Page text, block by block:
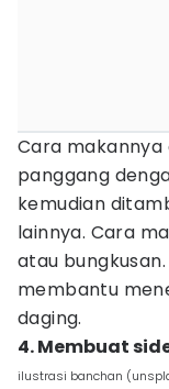
Cara makannya
panggang
kemudian
lainnya. Cara
atau
membantu
daging.
4. Membuat
ilustrasi banchan